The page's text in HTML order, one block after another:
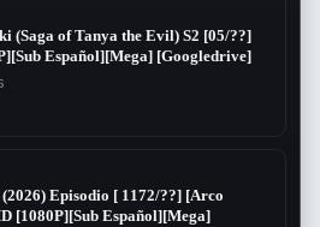
(Saga of Tanya the Evil) S2 [05/??]
Español][Mega] [Googledrive]
(2026) Episodio [ 1172/??] [Arco
[1080P][Sub Español][Mega]